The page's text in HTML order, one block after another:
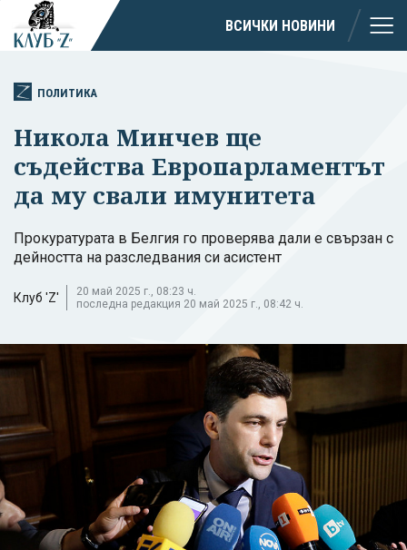
ВСИЧКИ НОВИНИ
ПОЛИТИКА
Никола Минчев ще
съдейства Европарламентът
да му свали имунитета
Прокуратурата в Белгия го проверява дали е свързан с
дейността на разследвания си асистент
Клуб 'Z'
20 май 2025 г., 08:23 ч.
последна редакция 20 май 2025 г., 08:42 ч.